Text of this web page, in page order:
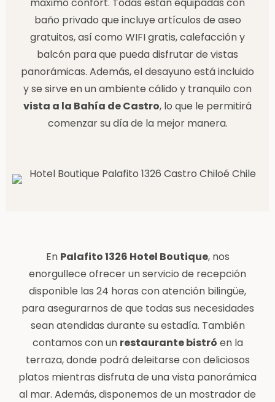
baño privado que incluye artículos de aseo
gratuitos, así como WIFI gratis, calefacción y
balcón para que pueda disfrutar de vistas
panorámicas. Además, el desayuno está incluido
y se sirve en un ambiente cálido y tranquilo con
vista a la Bahía de Castro, lo que le permitirá
comenzar su día de la mejor manera.
En Palafito 1326 Hotel Boutique, nos
enorgullece ofrecer un servicio de recepción
disponible las 24 horas con atención bilingüe,
para asegurarnos de que todas sus necesidades
sean atendidas durante su estadía. También
contamos con un restaurante bistró en la
terraza, donde podrá deleitarse con deliciosos
platos mientras disfruta de una vista panorámica
al mar. Además, disponemos de un mostrador de